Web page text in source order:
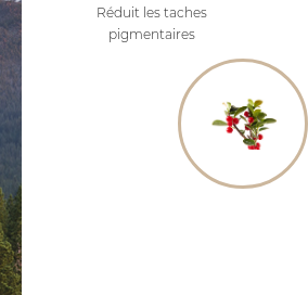
Réduit les taches
pigmentaires